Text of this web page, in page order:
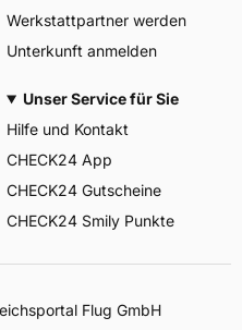
Werkstattpartner werden
Unterkunft anmelden
Unser Service für Sie
Hilfe und Kontakt
CHECK24 App
CHECK24 Gutscheine
CHECK24 Smily Punkte
Flug GmbH